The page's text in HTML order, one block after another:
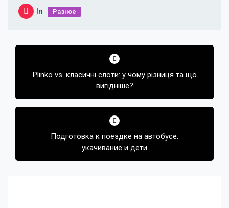
In Разное
Навигация
записямPlinko vs. класичні слоти: у чому різниця та що
вигідніше?
Подготовка к поездке на автобусе:
укачивание и дети